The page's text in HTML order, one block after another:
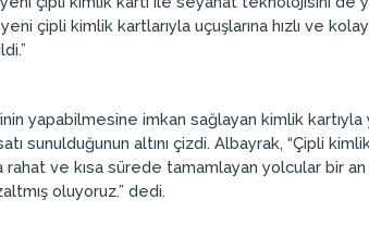
çipli kimlik kartlarıyla uçuşlarına hızlı ve
yapabilmesine imkan sağlayan kimlik kartıyla
sunulduğunun altını çizdi. Albayrak, “Çipli
ve kısa sürede tamamlayan yolcular bir
oluyoruz.” dedi.